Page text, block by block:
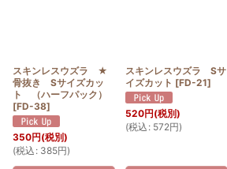
スキンレスウズラ ★
骨抜き Sサイズカッ
ト （ハーフパック）
[FD-38]
350円(税別)
(税込 : 385円)
スキンレスウズラ Sサ
イズカット [FD-21]
520円(税別)
(税込 : 572円)